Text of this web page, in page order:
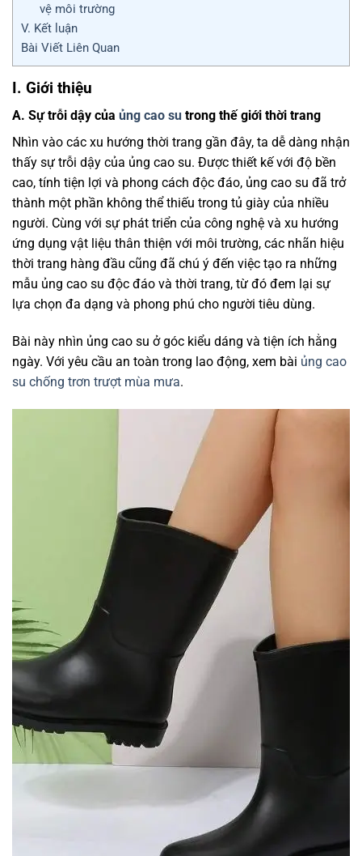
vệ môi trường
V. Kết luận
Bài Viết Liên Quan
I. Giới thiệu
A. Sự trỗi dậy của ủng cao su trong thế giới thời trang
Nhìn vào các xu hướng thời trang gần đây, ta dễ dàng nhận
thấy sự trỗi dậy của ủng cao su. Được thiết kế với độ bền
cao, tính tiện lợi và phong cách độc đáo, ủng cao su đã trở
thành một phần không thể thiếu trong tủ giày của nhiều
người. Cùng với sự phát triển của công nghệ và xu hướng
ứng dụng vật liệu thân thiện với môi trường, các nhãn hiệu
thời trang hàng đầu cũng đã chú ý đến việc tạo ra những
mẫu ủng cao su độc đáo và thời trang, từ đó đem lại sự
lựa chọn đa dạng và phong phú cho người tiêu dùng.
Bài này nhìn ủng cao su ở góc kiểu dáng và tiện ích hằng
ngày. Với yêu cầu an toàn trong lao động, xem bài ủng cao
su chống trơn trượt mùa mưa.